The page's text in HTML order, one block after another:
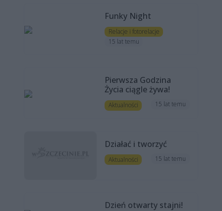
Funky Night
Relacje i fotorelacje
15 lat temu
Pierwsza Godzina
Życia ciągle żywa!
Aktualności 15 lat temu
Działać i tworzyć
Aktualności 15 lat temu
Dzień otwarty stajni!